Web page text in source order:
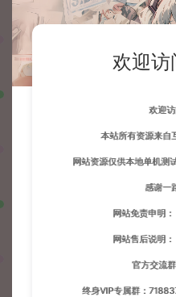
欢迎访
欢迎
本站所有资源来自
网站资源仅供本地单机测
感谢一
网站免责申明：
网站售后说明：
官方交流
终身VIP专属群：